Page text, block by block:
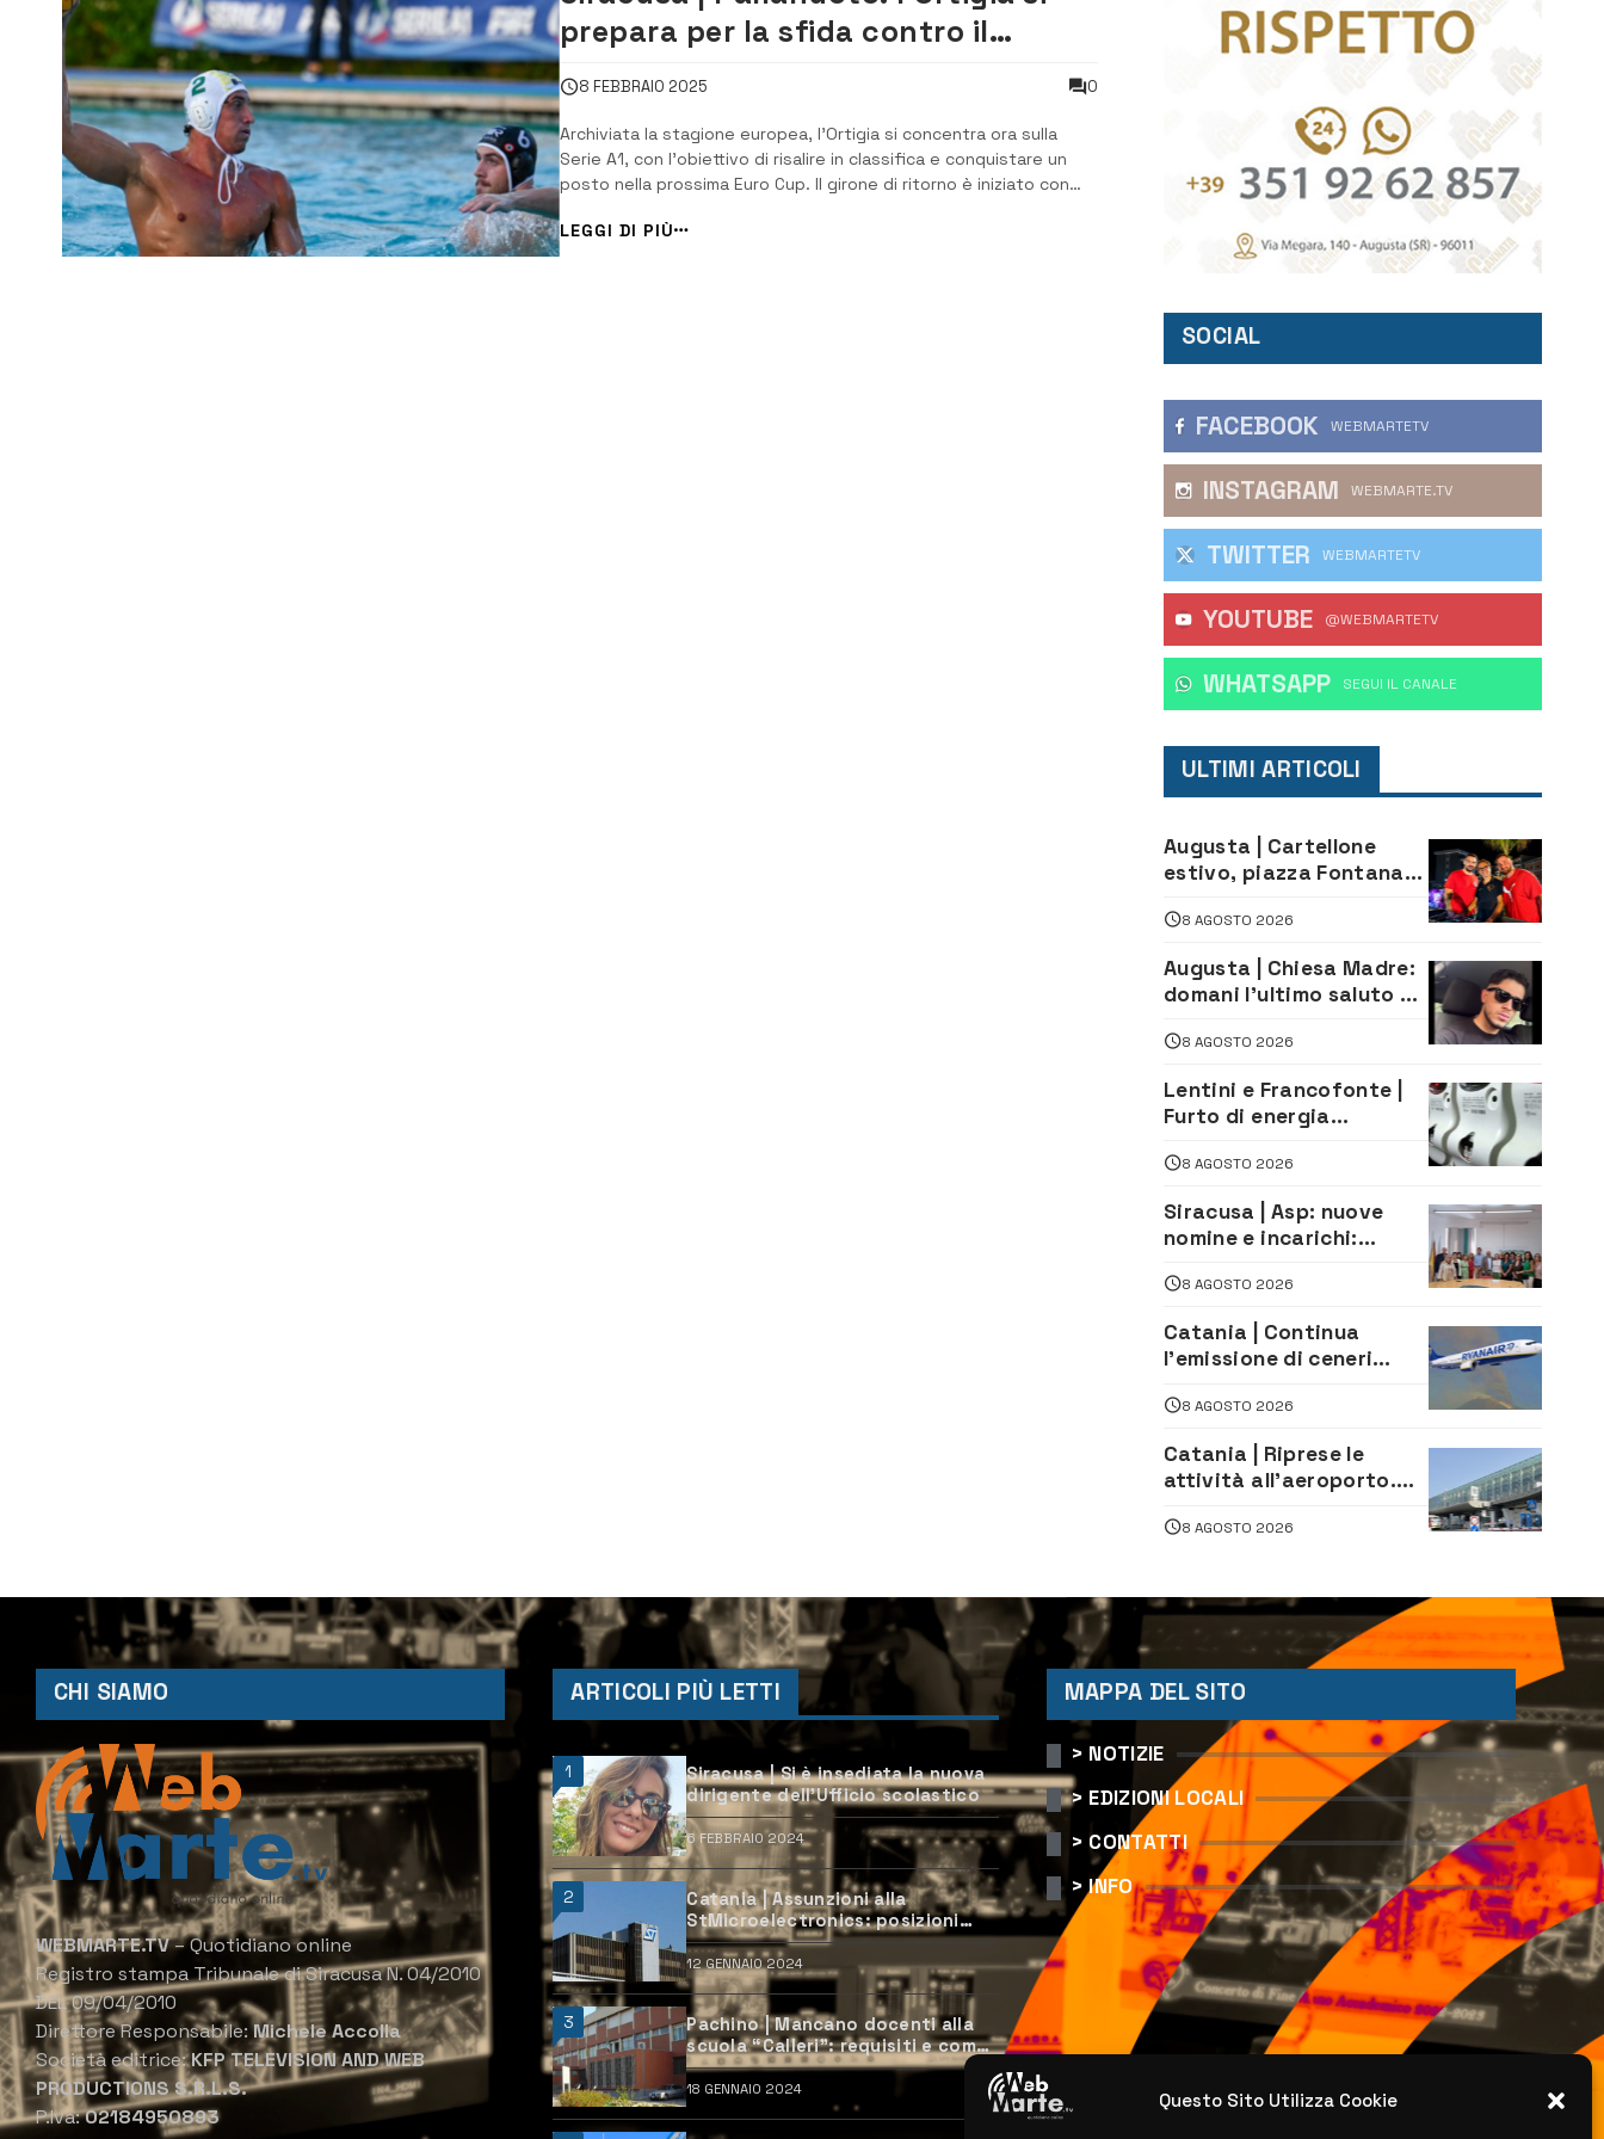
Questo Sito Utilizza Cookie
prepara per la sfida contro il
Brescia
8 FEBBRAIO 2025 0
Archiviata la stagione europea, l’Ortigia si concentra ora sulla
Serie A1, con l’obiettivo di risalire in classifica e conquistare un
posto nella prossima Euro Cup. Il girone di ritorno è iniziato con
due vittorie consecutive contro Vis Nova e Onda Forte, segnali
positivi di crescita per la squadra di Piccardo. La sconfitta in
Coppa cont...
LEGGI DI PIÙ
SOCIAL
FACEBOOK WEBMARTETV
INSTAGRAM WEBMARTE.TV
TWITTER WEBMARTETV
YOUTUBE @WEBMARTETV
WHATSAPP ‎SEGUI IL CANALE
ULTIMI ARTICOLI
Augusta | Cartellone
estivo, piazza Fontana
caraibica con Andrea
8 AGOSTO 2026
Augusta | Chiesa Madre:
domani l’ultimo saluto ad
morto in un incidente
8 AGOSTO 2026
Lentini e Francofonte |
Furto di energia
persone
8 AGOSTO 2026
Siracusa | Asp: nuove
nomine e incarichi:
di Sanità pubblica,
Matteliano al Servizio
Legale
8 AGOSTO 2026
Catania | Continua
l’emissione di ceneri
attività all’aeroporto di
Fontanarossa
8 AGOSTO 2026
Catania | Riprese le
attività all’aeroporto.
arrivo e in partenza
8 AGOSTO 2026
CHI SIAMO
WEBMARTE.TV– Quotidiano online
Registro stampa Tribunale di Siracusa N. 04/2010
DEL 09/04/2010
Direttore Responsabile:Michele Accolla
Società editrice:KFP TELEVISION AND WEB
PRODUCTIONS S.R.L.S.
P.Iva:02184950893
ARTICOLI PIÙ LETTI
1
Siracusa | Si è insediata la nuova
dirigente dell’Ufficio scolastico
6 FEBBRAIO 2024
2
Catania | Assunzioni alla
StMicroelectronics: posizioni
aperte e come candidarsi
12 GENNAIO 2024
3
Pachino | Mancano docenti alla
scuola “Calleri”: requisiti e come
candidarsi
18 GENNAIO 2024
MAPPA DEL SITO
> NOTIZIE
> EDIZIONI LOCALI
> CONTATTI
> INFO